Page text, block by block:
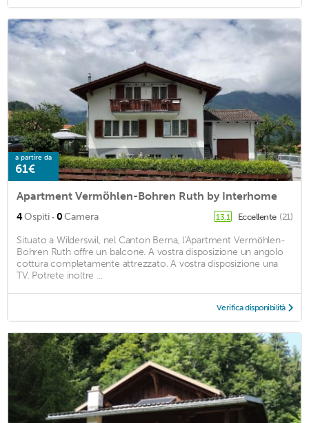
a partire da
61€
Apartment Vermöhlen-Bohren Ruth by Interhome
4Ospiti · 0Camera 13,1 Eccellente (21)
Situato a Wilderswil, nel Canton Berna, l'Apartment Vermöhlen-
Bohren Ruth offre un balcone. A vostra disposizione un angolo
cottura completamente attrezzato. A vostra disposizione una
TV. Potrete inoltre ...
Verifica disponibilità